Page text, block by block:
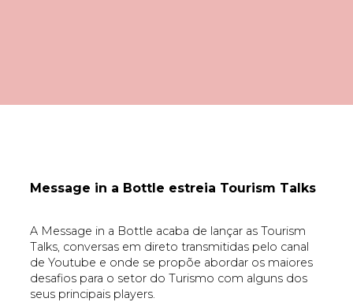
Message in a Bottle estreia Tourism Talks
A Message in a Bottle acaba de lançar as Tourism
Talks, conversas em direto transmitidas pelo canal
de Youtube e onde se propõe abordar os maiores
desafios para o setor do Turismo com alguns dos
seus principais players.